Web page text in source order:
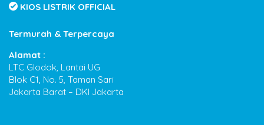
KIOS LISTRIK OFFICIAL
Termurah & Terpercaya
Alamat :
LTC Glodok, Lantai UG
Blok C1, No. 5, Taman Sari
Jakarta Barat – DKI Jakarta